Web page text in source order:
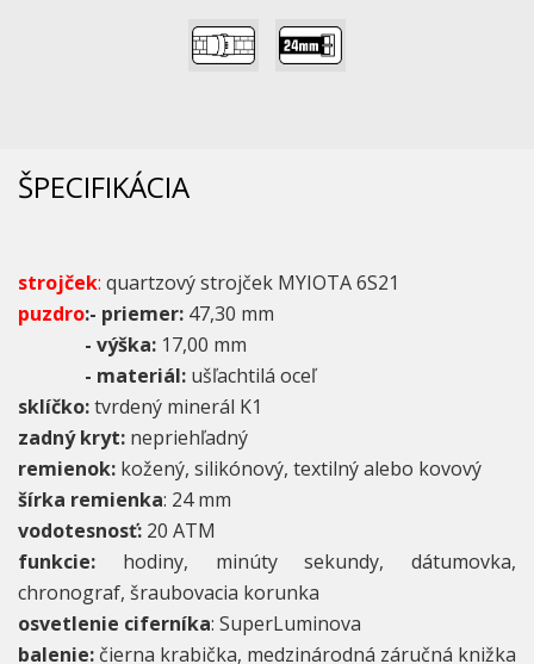
ŠPECIFIKÁCIA
strojček: quartzový strojček MYIOTA 6S21
puzdro:- priemer: 47,30 mm
- výška: 17,00 mm
- materiál: ušľachtilá oceľ
sklíčko:tvrdený minerál K1
zadný kryt: nepriehľadný
remienok: kožený, silikónový, textilný alebo kovový
šírka remienka: 24 mm
vodotesnosť: 20 ATM
funkcie: hodiny, minúty sekundy, dátumovka,
chronograf, šraubovacia korunka
osvetlenie ciferníka: SuperLuminova
balenie: čierna krabička, medzinárodná záručná knižka